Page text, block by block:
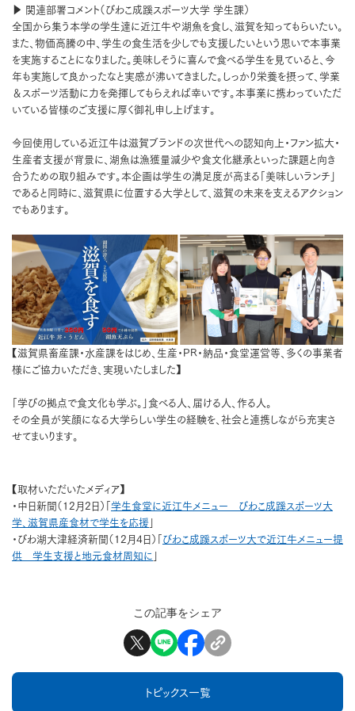
▶ 関連部署コメント（びわこ成蹊スポーツ大学 学生課）
全国から集う本学の学生達に近江牛や湖魚を食し、滋賀を知ってもらいたい。
また、物価高騰の中、学生の食生活を少しでも支援したいという思いで本事業
を実施することになりました。美味しそうに喜んで食べる学生を見ていると、今
年も実施して良かったなと実感が沸いてきました。しっかり栄養を摂って、学業
＆スポーツ活動に力を発揮してもらえれば幸いです。本事業に携わっていただ
いている皆様のご支援に厚く御礼申し上げます。
今回使用している近江牛は滋賀ブランドの次世代への認知向上・ファン拡大・
生産者支援が背景に、湖魚は漁獲量減少や食文化継承といった課題と向き
合うための取り組みです。本企画は学生の満足度が高まる「美味しいランチ」
であると同時に、滋賀県に位置する大学として、滋賀の未来を支えるアクション
でもあります。
【滋賀県畜産課・水産課をはじめ、生産・PR・納品・食堂運営等、多くの事業者
様にご協力いただき、実現いたしました】
「学びの拠点で食文化も学ぶ。」食べる人、届ける人、作る人。
その全員が笑顔になる大学らしい学生の経験を、社会と連携しながら充実さ
せてまいります。
【取材いただいたメディア】
・中日新聞（12月2日）「 学生食堂に近江牛メニュー びわこ成蹊スポーツ大
学、滋賀県産食材で学生を応援
・びわ湖大津経済新聞（12月4日）「 びわこ成蹊スポーツ大で近江牛メニュー提
供 学生支援と地元食材周知に
この記事をシェア
トピックス一覧